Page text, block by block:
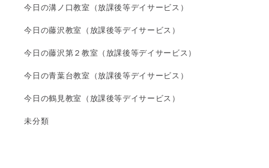
今日の溝ノ口教室（放課後等デイサービス）
今日の藤沢教室（放課後等デイサービス）
今日の藤沢第２教室（放課後等デイサービス）
今日の青葉台教室（放課後等デイサービス）
今日の鶴見教室（放課後等デイサービス）
未分類